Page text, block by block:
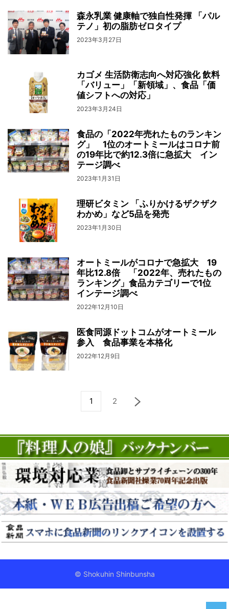
森永乳業 健康軸で独自性発揮 「パル
テノ」初の脂肪ゼロタイプ
2023年3月27日
カゴメ 生活防衛志向へ対応強化 飲料
「バリュー」「新領域」、食品「価
値シフトへの対応」
2023年3月24日
食品の「2022年売れたものランキン
グ」 1位のオートミールはコロナ前
の19年比で約12.3倍に急拡大 イン
テージ調べ
2023年1月31日
理研ビタミン 「ふりかけるザクザク
わかめ」など5品を発売
2023年1月30日
オートミールがコロナで急拡大 19
年比12.8倍 「2022年、売れたもの
ランキング」食品カテゴリーで1位
インテージ調べ
2022年12月10日
医食同源ドットコムがオートミール
参入 食品事業を本格化
2022年12月9日
1 2
© Shokuhin Shinbunsha